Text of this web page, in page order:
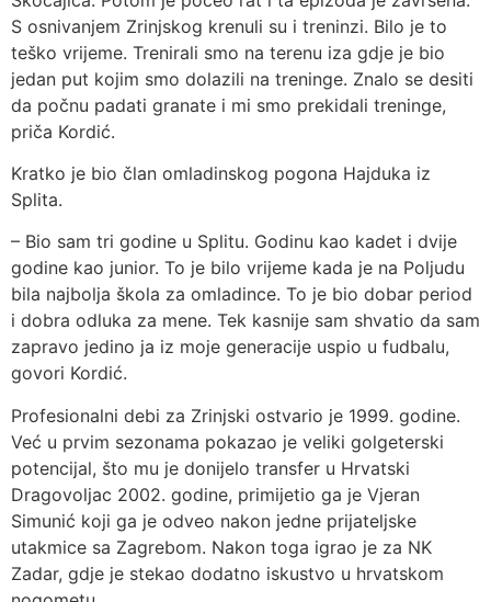
S osnivanjem Zrinjskog krenuli su i treninzi. Bilo je to
teško vrijeme. Trenirali smo na terenu iza gdje je bio
jedan put kojim smo dolazili na treninge. Znalo se desiti
da počnu padati granate i mi smo prekidali treninge,
priča Kordić.
Kratko je bio član omladinskog pogona Hajduka iz
Splita.
– Bio sam tri godine u Splitu. Godinu kao kadet i dvije
godine kao junior. To je bilo vrijeme kada je na Poljudu
bila najbolja škola za omladince. To je bio dobar period
i dobra odluka za mene. Tek kasnije sam shvatio da sam
zapravo jedino ja iz moje generacije uspio u fudbalu,
govori Kordić.
Profesionalni debi za Zrinjski ostvario je 1999. godine.
Već u prvim sezonama pokazao je veliki golgeterski
potencijal, što mu je donijelo transfer u Hrvatski
Dragovoljac 2002. godine, primijetio ga je Vjeran
Simunić koji ga je odveo nakon jedne prijateljske
utakmice sa Zagrebom. Nakon toga igrao je za NK
Zadar, gdje je stekao dodatno iskustvo u hrvatskom